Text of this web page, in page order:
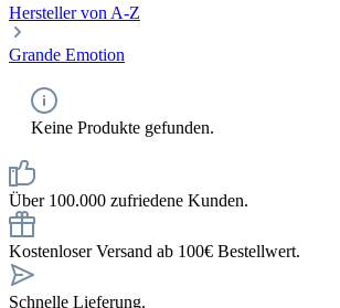
Hersteller von A-Z
Grande Emotion
Keine Produkte gefunden.
Über 100.000 zufriedene Kunden.
Kostenloser Versand ab 100€ Bestellwert.
Schnelle Lieferung.